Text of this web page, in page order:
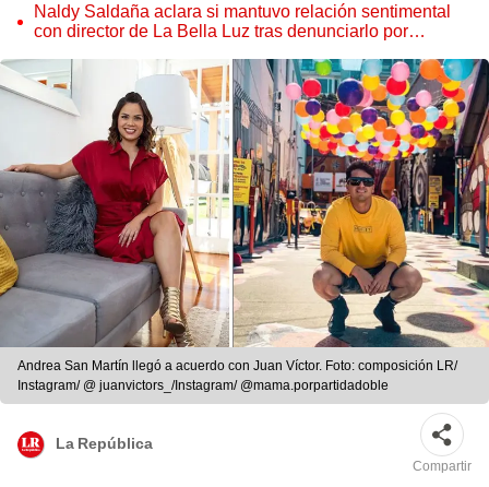
Naldy Saldaña aclara si mantuvo relación sentimental
con director de La Bella Luz tras denunciarlo por
Andrea San Martín llegó a acuerdo con Juan Víctor. Foto: composición LR/
Instagram/ @ juanvictors_/Instagram/ @mama.porpartidadoble
La República
Compartir